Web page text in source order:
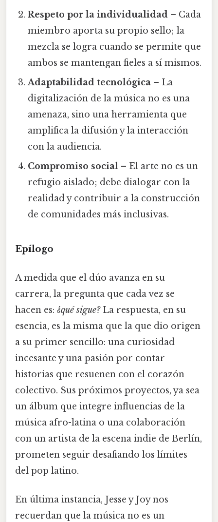
Respeto por la individualidad – Cada
miembro aporta su propio sello; la
mezcla se logra cuando se permite que
ambos se mantengan fieles a sí mismos.
Adaptabilidad tecnológica – La
digitalización de la música no es una
amenaza, sino una herramienta que
amplifica la difusión y la interacción
con la audiencia.
Compromiso social – El arte no es un
refugio aislado; debe dialogar con la
realidad y contribuir a la construcción
de comunidades más inclusivas.
Epílogo
A medida que el dúo avanza en su
carrera, la pregunta que cada vez se
hacen es: ¿qué sigue?La respuesta, en su
esencia, es la misma que la que dio origen
a su primer sencillo: una curiosidad
incesante y una pasión por contar
historias que resuenen con el corazón
colectivo. Sus próximos proyectos, ya sea
un álbum que integre influencias de la
música afro-latina o una colaboración
con un artista de la escena indie de Berlín,
prometen seguir desafiando los límites
del pop latino.
En última instancia, Jesse y Joy nos
recuerdan que la música no es un